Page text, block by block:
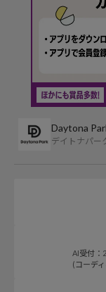
Daytona
デイトナパー
AI受付：
(コーデ